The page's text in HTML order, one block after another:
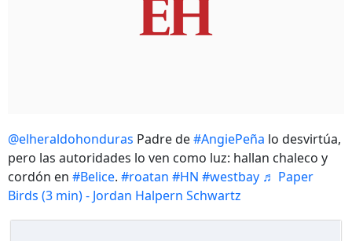
@elheraldohonduras Padre de#AngiePeña lo desvirtúa,
pero las autoridades lo ven como luz: hallan chaleco y
cordón en #Belice. #roatan #HN #westbay ♬ Paper
Birds (3 min) - Jordan Halpern Schwartz